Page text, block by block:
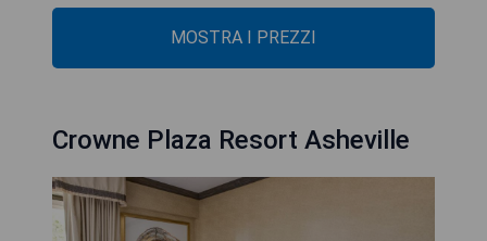
MOSTRA I PREZZI
Crowne Plaza Resort Asheville